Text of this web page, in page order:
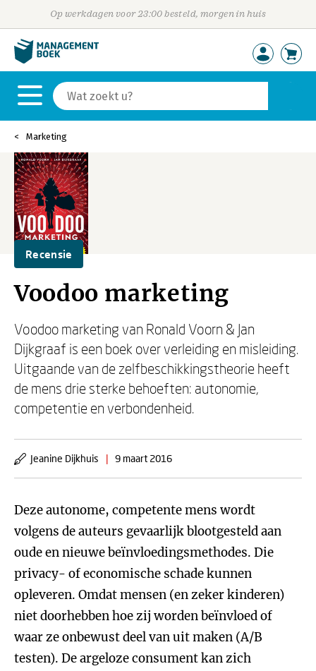
Op werkdagen voor 23:00 besteld, morgen in huis
Marketing
Recensie
Voodoo marketing
Voodoo marketing van Ronald Voorn & Jan
Dijkgraaf is een boek over verleiding en misleiding.
Uitgaande van de zelfbeschikkingstheorie heeft
de mens drie sterke behoeften: autonomie,
competentie en verbondenheid.
Jeanine Dijkhuis | 9 maart 2016
Deze autonome, competente mens wordt
volgens de auteurs gevaarlijk blootgesteld aan
oude en nieuwe beïnvloedingsmethodes. Die
privacy- of economische schade kunnen
opleveren. Omdat mensen (en zeker kinderen)
niet doorhebben hoe zij worden beïnvloed of
waar ze onbewust deel van uit maken (A/B
testen). De argeloze consument kan zich